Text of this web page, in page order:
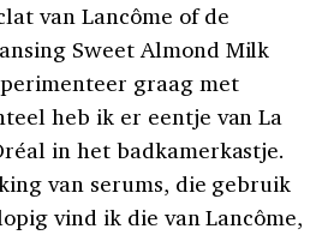
van Lancôme of de
Sweet Almond Milk
graag met
heb ik er eentje van La
in het badkamerkastje.
van serums, die gebruik
vind ik die van Lancôme,